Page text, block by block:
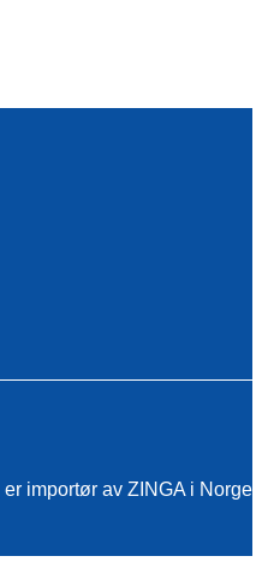
er importør av ZINGA i Norge